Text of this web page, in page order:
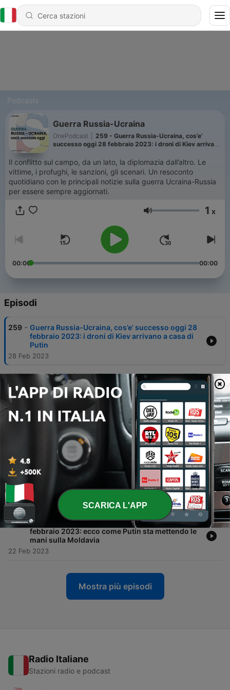
Podcasts
Guerra Russia-Ucraina
OnePodcast
259 - Guerra Russia-Ucraina, cos’e’
successo oggi 28 febbraio 2023: i droni di Kiev arrivano
Il conflitto sul campo, da un lato, la diplomazia dall’altro. Le
vittime, i profughi, le sanzioni, gli scenari. Un resoconto
quotidiano con le principali notizie sulla guerra Ucraina-Russia
per essere sempre aggiornati.
Volume 1 x
00:00 00:00
Episodi
259 - Guerra Russia-Ucraina, cos’e’ successo oggi 28
febbraio 2023: i droni di Kiev arrivano a casa di
Putin
28 Feb 2023
258 - Guerra Russia-Ucraina, cos’e’ successo oggi 27
febbraio 2023: a Mosca si alzano le voci di
dissenso contro Putin
27 Feb 2023
Guerra Russia-Ucraina, cos’e’ successo oggi 24
febbraio 2023: i suoni e le parole dei 12 mesi che
sconvolsero il mondo
256 - Guerra Russia-Ucraina, cos’e’ successo oggi 23
febbraio 2023: asse Mosca-Pechino mentre
l’Europa litiga sulle sanzioni a Putin
23 Feb 2023
255 - Guerra Russia-Ucraina, cos’e’ successo oggi 22
febbraio 2023: ecco come Putin sta mettendo le
mani sulla Moldavia
22 Feb 2023
Mostra più episodi
Radio Italiane
Stazioni radio e podcast
SCARICA L'APP